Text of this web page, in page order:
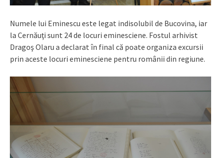
Numele lui Eminescu este legat indisolubil de Bucovina, iar
la Cernăuţi sunt 24 de locuri eminesciene. Fostul arhivist
Dragoş Olaru a declarat în final că poate organiza excursii
prin aceste locuri eminesciene pentru românii din regiune.